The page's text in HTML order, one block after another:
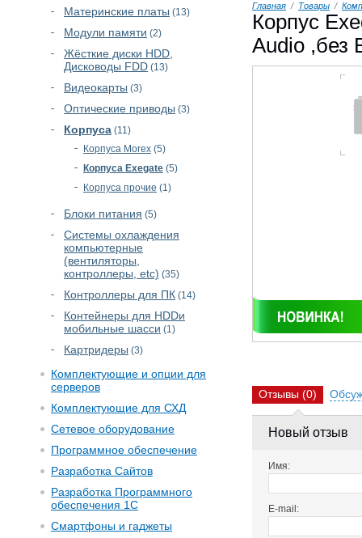
Материнские платы (13)
Модули памяти (2)
Жёсткие диски HDD,
Дисководы FDD (13)
Видеокарты (3)
Оптические приводы (3)
Корпуса (11)
Корпуса Morex (5)
Корпуса Exegate (5)
Корпуса прочие (1)
Блоки питания (5)
Cистемы охлаждения
компьютерные
(вентиляторы,
контроллеры, etc) (35)
Контроллеры для ПК (14)
Контейнеры для HDDи
мобильные шасси (1)
Картридеры (3)
Комплектующие и опции для
серверов
Комплектующие для СХД
Сетевое оборудование
Программное обеспечение
Разработка Сайтов
Разработка Программного
обеспечения 1С
Смартфоны и гаджеты
Главная / Товары /
Корпус
Audio ,без
Отзывы (0)
Новый отзыв
Имя:
E-mail: